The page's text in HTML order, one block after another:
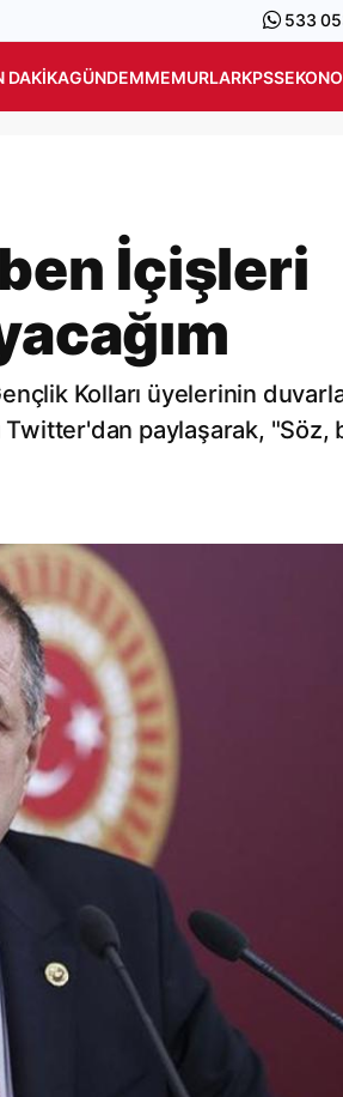
533
DAKIKAGÜNDEMMEMURLARKPSS
İçişleri
Kolları üyelerinin
paylaşarak, "Söz,